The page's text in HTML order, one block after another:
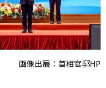
画像出展：首相官邸HP